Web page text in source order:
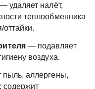
удаляет налёт,
теплообменника
— подавляет
воздуха.
аллергены,
содержит